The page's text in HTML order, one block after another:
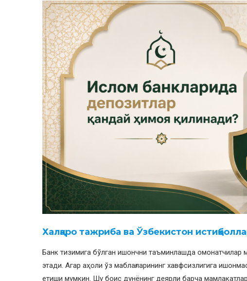
Халқаро тажриба ва Ўзбекистон
Банк тизимига бўлган ишончни таъминлашда омонатчилар
этади. Агар аҳоли ўз маблағларининг хавфсизлигига
етиши мумкин. Шу боис дунёнинг деярли барча